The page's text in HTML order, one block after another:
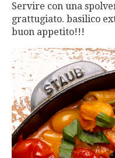
Servire con una
grattugiato. basilico
buon appetito!!!